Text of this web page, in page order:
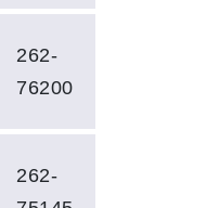
262-
76200
262-